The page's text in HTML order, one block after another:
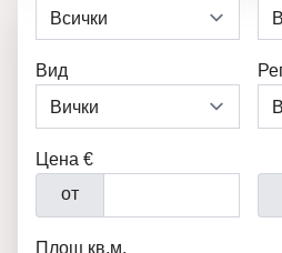
Вид
Цена €
от
Площ кв.м.